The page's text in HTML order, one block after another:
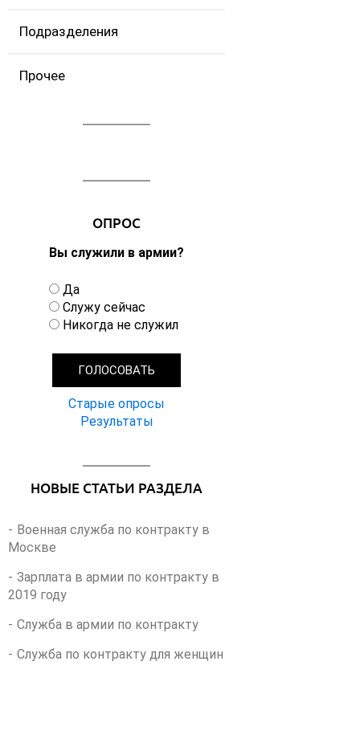
Подразделения
Прочее
ОПРОС
Вы служили в армии?
В
а
р
Да
Служу сейчас
Никогда не служил
Старые опросы
Результаты
НОВЫЕ СТАТЬИ РАЗДЕЛА
Военная служба по контракту в
Москве
Зарплата в армии по контракту в
2019 году
Служба в армии по контракту
Служба по контракту для женщин